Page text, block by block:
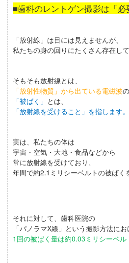
■歯科のレントゲン撮影は「必
「放射線」 は目には見えませんが、
私たちの身の回りにたくさん存在して
そもそも放射線とは、
「放射性物質」から出ている電磁波
「被ばく」 とは、
「放射線を受けること」 を指します。
実は、私たちの体は
宇宙・空気・大地・食品などから
常に放射線を受けており、
年間で約2.1ミリシーベルトの被ばく
それに対して、歯科医院の
「パノラマX線」 という撮影方法にお
1回の被ばく量は約0.03ミリシーベル